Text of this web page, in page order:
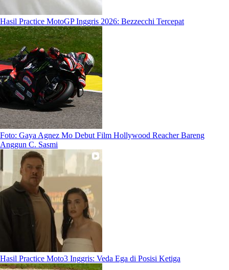
Hasil Practice MotoGP Inggris 2026: Bezzecchi Tercepat
Foto: Gaya Agnez Mo Debut Film Hollywood Reacher Bareng
Anggun C. Sasmi
Hasil Practice Moto3 Inggris: Veda Ega di Posisi Ketiga